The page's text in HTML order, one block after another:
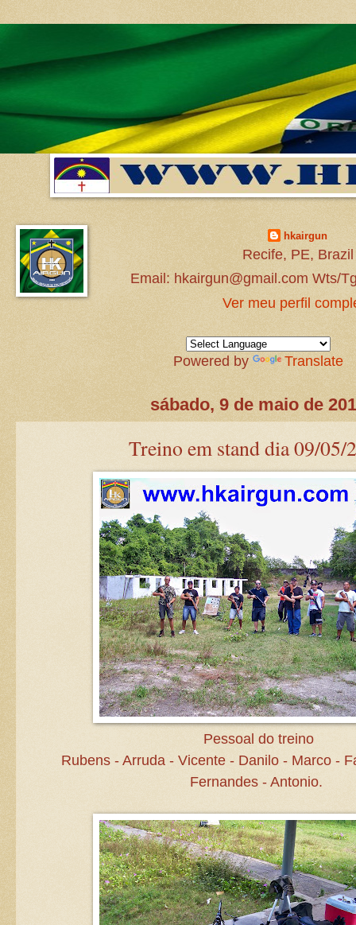
hkairgun
Recife, PE, Brazil
Email: hkairgun@gmail.com Wts/
Ver meu perfil
Powered by Translate
sábado, 9 de maio de
Treino em stand dia 09/05/
Pessoal do treino
Rubens - Arruda - Vicente - Danilo - Marco -
Fernandes - Antonio.